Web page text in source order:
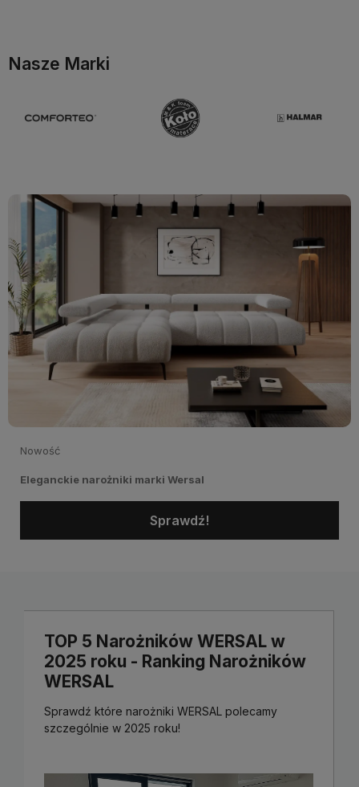
Nasze Marki
Nowość
Eleganckie narożniki marki Wersal
Sprawdź!
TOP 5 Narożników WERSAL w
2025 roku - Ranking Narożników
WERSAL
Sprawdź które narożniki WERSAL polecamy
szczególnie w 2025 roku!